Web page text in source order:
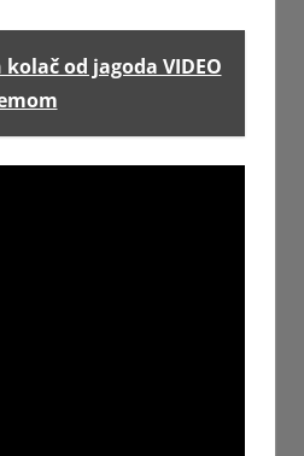
od jagoda VIDEO